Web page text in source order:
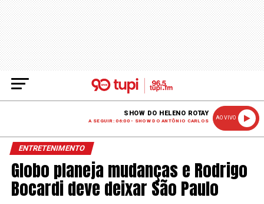
SHOW DO HELENO ROTAY
A SEGUIR: 06:00 - SHOW DO ANTÔNIO CARLOS
AO VIVO
ENTRETENIMENTO
Globo planeja mudanças e Rodrigo
Bocardi deve deixar São Paulo